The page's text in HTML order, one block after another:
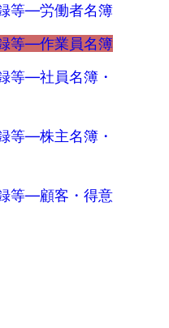
等―労働者名簿
等―作業員名簿
等―社員名簿・
等―株主名簿・
等―顧客・得意